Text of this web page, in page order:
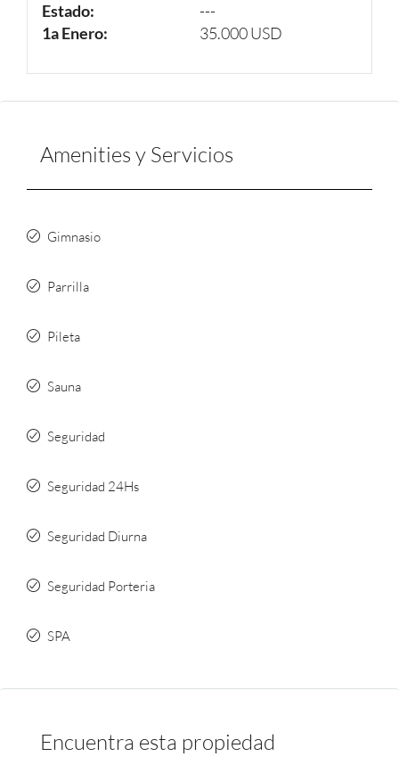
Estado:
---
1a Enero:
35.000 USD
Amenities y Servicios
Gimnasio
Parrilla
Pileta
Sauna
Seguridad
Seguridad 24Hs
Seguridad Diurna
Seguridad Porteria
SPA
Encuentra esta propiedad